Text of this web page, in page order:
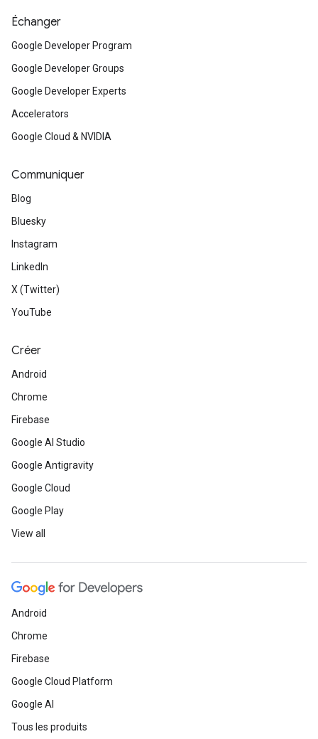
Échanger
Google Developer Program
Google Developer Groups
Google Developer Experts
Accelerators
Google Cloud & NVIDIA
Communiquer
Blog
Bluesky
Instagram
LinkedIn
X (Twitter)
YouTube
Créer
Android
Chrome
Firebase
Google AI Studio
Google Antigravity
Google Cloud
Google Play
View all
Android
Chrome
Firebase
Google Cloud Platform
Google AI
Tous les produits